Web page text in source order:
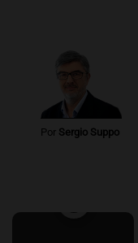
Por Sergio Suppo